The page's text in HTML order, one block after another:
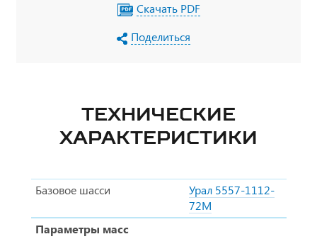
Скачать PDF
Поделиться
ТЕХНИЧЕСКИЕ
ХАРАКТЕРИСТИКИ
Базовое шасси
Урал 5557-1112-
72М
Параметры масс